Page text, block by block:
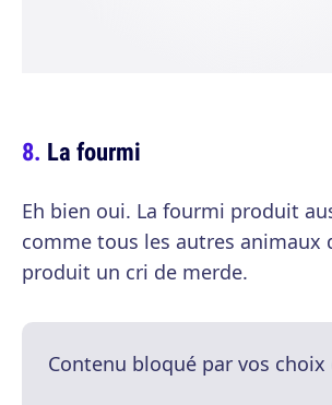
La fourmi
Eh bien oui. La fourmi produit
comme tous les autres animaux
produit un cri de merde.
Contenu bloqué par vos choix